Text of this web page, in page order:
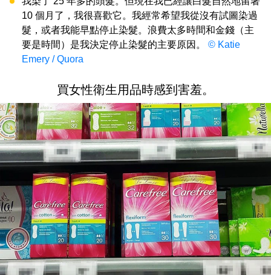
10 個月了，我很喜歡它。我經常希望我從沒有試圖染過
髮，或者我能早點停止染髮。浪費太多時間和金錢（主
要是時間）是我決定停止染髮的主要原因。 © Katie
Emery / Quora
買女性衛生用品時感到害羞。